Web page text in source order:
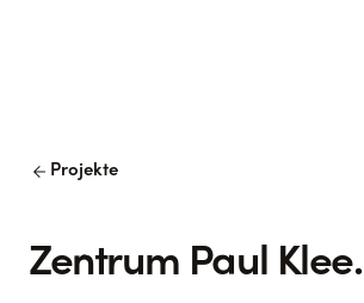
arrow_back Projekte
Zentrum Paul Klee.